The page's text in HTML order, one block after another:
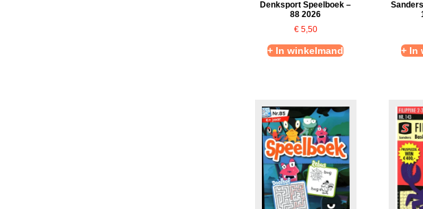
Denksport Speelboek –
88 2026
€5,50
+ In winkelmand + In